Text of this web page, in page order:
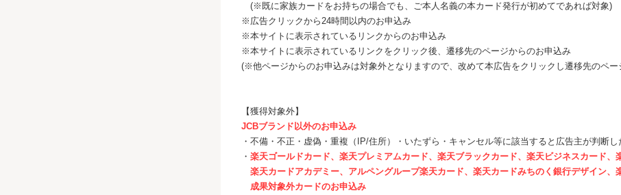
(※既に家族カードをお持ちの場合でも、ご本人名義の本カード発行が初めてであれば対象)
※広告クリックから24時間以内のお申込み
※本サイトに表示されているリンクからのお申込み
※本サイトに表示されているリンクをクリック後、遷移先のページからのお申込み
(※他ページからのお申込みは対象外となりますので、改めて本広告をクリックし遷移先のペ
【獲得対象外】
JCBブランド以外のお申込み
・不備・不正・虚偽・重複（IP/住所）・いたずら・キャンセル等に該当すると広告主が判断し
・ 楽天ゴールドカード、楽天プレミアムカード、楽天ブラックカード、楽天ビジネスカード、
楽天カードアカデミー、アルペングループ楽天カード、楽天カードみちのく銀行デザイン
成果対象外カードのお申込み